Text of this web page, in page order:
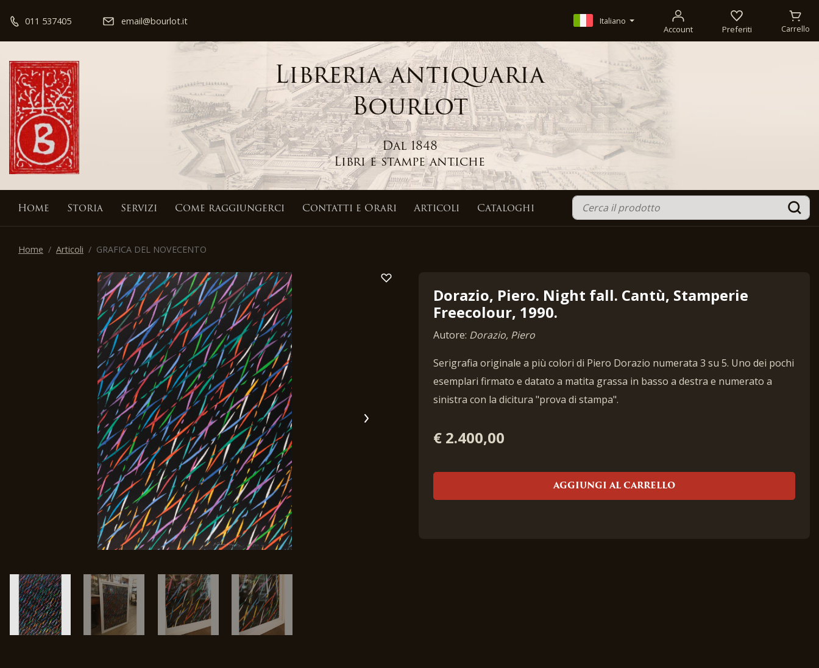
011 537405 email@bourlot.it Italiano
Account Preferiti Carrello
Libreria antiquaria
Bourlot
Dal 1848
Libri e stampe antiche
Home Storia Servizi Come raggiungerci Contatti e Orari Articoli Cataloghi
Home Articoli GRAFICA DEL NOVECENTO
Dorazio, Piero. Night fall. Cantù, Stamperie
Freecolour, 1990.
Autore: Dorazio, Piero
Serigrafia originale a più colori di Piero Dorazio numerata 3 su 5. Uno dei pochi
esemplari firmato e datato a matita grassa in basso a destra e numerato a
sinistra con la dicitura "prova di stampa".
€ 2.400,00
AGGIUNGI AL CARRELLO